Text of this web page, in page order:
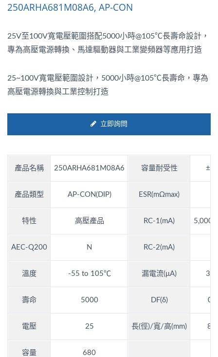
250ARHA681M08A6, AP-CON
25V至100V寬電壓範圍搭配5000小時@105℃長壽命設計，
專為高壓電源轉換、馬達驅動器與工業變頻器等應用打造
25~100V寬電壓範圍設計，5000小時@105℃長壽命，專為
高壓電源轉換與工業控制打造
立即詢問
產品名稱 250ARHA681M08A6 容量耐受性
產品類型 AP-CON(DIP) ESR(mΩmax)
特性 高壓產品 RC-1(mA)
AEC-Q200 N RC-2(mA)
溫度 -55 to 105℃ 漏電流(μA)
壽命 5000 DF(δ)
電壓 25 長(徑)/寬/高(mm)
容量 680